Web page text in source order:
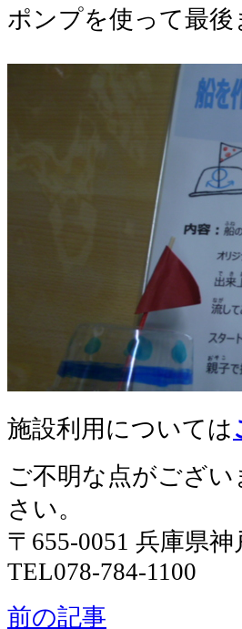
ポンプを使って最
施設利用については
ご不明な点がござ
さい。
〒655-0051 兵庫県
TEL078-784-1100
前の記事